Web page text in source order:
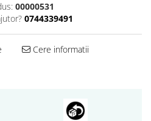
00000531
0744339491
Cere informatii